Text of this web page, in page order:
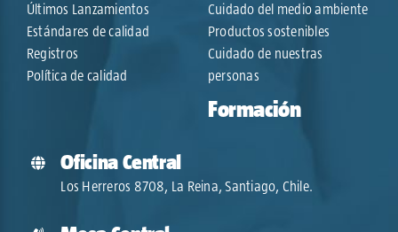
Últimos Lanzamientos
Estándares de calidad
Registros
Política de calidad
Cuidado del medio ambiente
Productos sostenibles
Cuidado de nuestras
personas
Formación
Oficina Central
Los Herreros 8708, La Reina, Santiago, Chile.